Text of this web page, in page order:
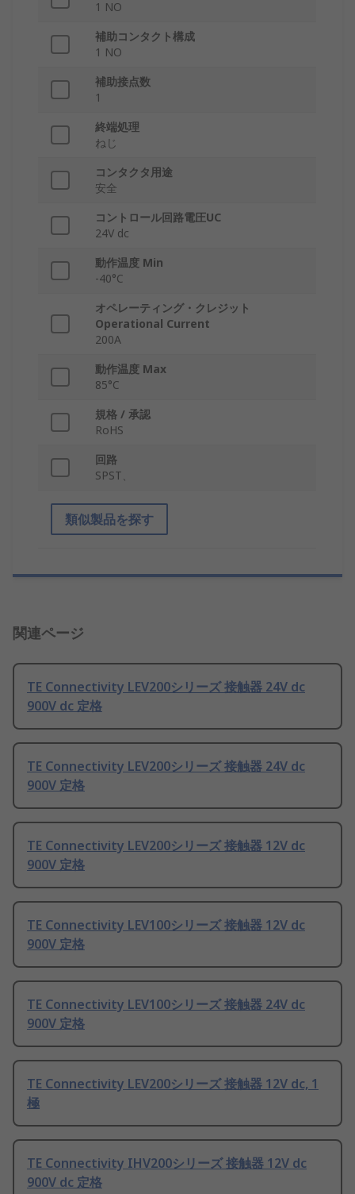
1 NO
補助コンタクト構成
1 NO
補助接点数
1
終端処理
ねじ
コンタクタ用途
安全
コントロール回路電圧UC
24V dc
動作温度 Min
-40°C
オペレーティング・クレジット
Operational Current
200A
動作温度 Max
85°C
規格 / 承認
RoHS
回路
SPST、
類似製品を探す
関連ページ
TE Connectivity LEV200シリーズ 接触器 24V dc
900V dc 定格
TE Connectivity LEV200シリーズ 接触器 24V dc
900V 定格
TE Connectivity LEV200シリーズ 接触器 12V dc
900V 定格
TE Connectivity LEV100シリーズ 接触器 12V dc
900V 定格
TE Connectivity LEV100シリーズ 接触器 24V dc
900V 定格
TE Connectivity LEV200シリーズ 接触器 12V dc, 1
極
TE Connectivity IHV200シリーズ 接触器 12V dc
900V dc 定格